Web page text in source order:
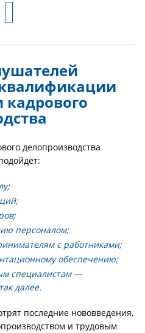
делопроизводства
персоналом;
с работниками;
обеспечению;
специалистам —
далее.
последние нововведения,
и трудовым